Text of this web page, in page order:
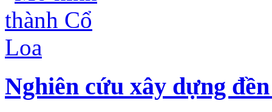
Nghiên cứu xây dựng